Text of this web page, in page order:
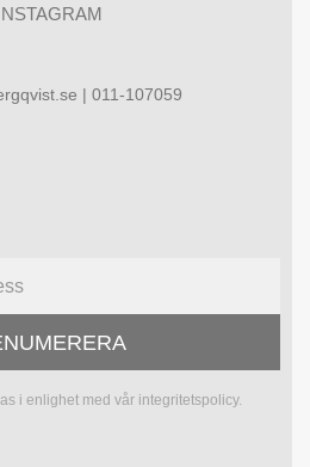
| 011-107059
i enlighet med vår integritetspolicy.